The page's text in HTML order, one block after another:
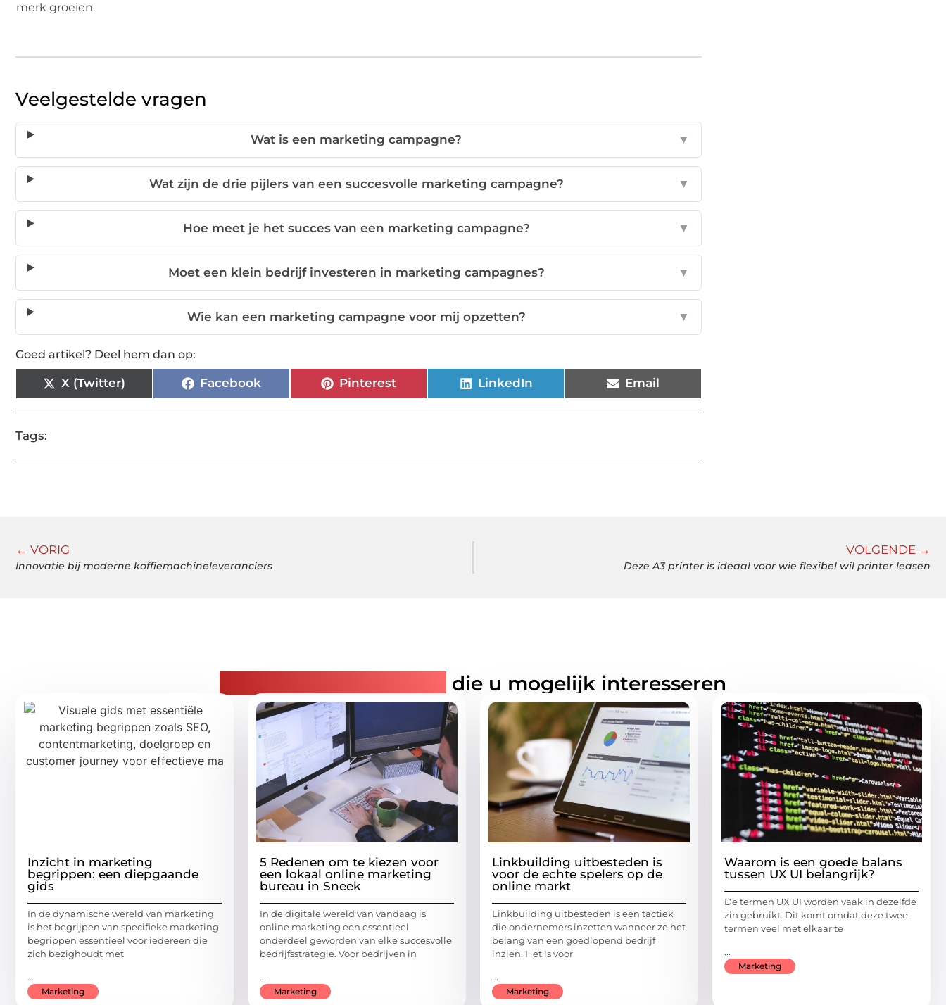
merk groeien.
Veelgestelde vragen
Wat is een marketing campagne? ▼
Wat zijn de drie pijlers van een succesvolle marketing campagne? ▼
Hoe meet je het succes van een marketing campagne? ▼
Moet een klein bedrijf investeren in marketing campagnes? ▼
Wie kan een marketing campagne voor mij opzetten? ▼
Goed artikel? Deel hem dan op:
X (Twitter) Facebook Pinterest LinkedIn Email
Tags:
← VORIG
Innovatie bij moderne koffiemachineleveranciers
VOLGENDE →
Deze A3 printer is ideaal voor wie flexibel wil printer leasen
die u mogelijk interesseren
Inzicht in marketing
begrippen: een diepgaande
gids
In de dynamische wereld van marketing
is het begrijpen van specifieke marketing
begrippen essentieel voor iedereen die
zich bezighoudt met
...
Marketing
5 Redenen om te kiezen voor
een lokaal online marketing
bureau in Sneek
In de digitale wereld van vandaag is
online marketing een essentieel
onderdeel geworden van elke succesvolle
bedrijfsstrategie. Voor bedrijven in
...
Marketing
Linkbuilding uitbesteden is
voor de echte spelers op de
online markt
Linkbuilding uitbesteden is een tactiek
die ondernemers inzetten wanneer ze het
belang van een goedlopend bedrijf
inzien. Het is voor
...
Marketing
Waarom is een goede balans
tussen UX UI belangrijk?
De termen UX UI worden vaak in dezelfde
zin gebruikt. Dit komt omdat deze twee
termen veel met elkaar te
...
Marketing